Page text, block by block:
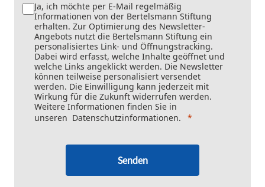
Ja, ich möchte per E-Mail regelmäßig
Informationen von der Bertelsmann Stiftung
erhalten. Zur Optimierung des Newsletter-
Angebots nutzt die Bertelsmann Stiftung ein
personalisiertes Link- und Öffnungstracking.
Dabei wird erfasst, welche Inhalte geöffnet und
welche Links angeklickt werden. Die Newsletter
können teilweise personalisiert versendet
werden. Die Einwilligung kann jederzeit mit
Wirkung für die Zukunft widerrufen werden.
Weitere Informationen finden Sie in
unseren Datenschutzinformationen.
Senden